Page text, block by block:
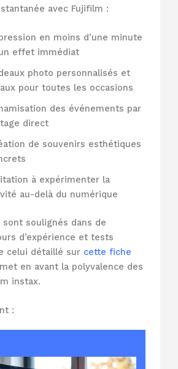
avec Fujifilm :
en moins d’une minute
effet immédiat
photo personnalisés et
pour toutes les occasions
des événements par
direct
de souvenirs esthétiques
à expérimenter la
au-delà du numérique
sont soulignés dans de
d’expérience et tests
celui détaillé sur cette fiche
en avant la polyvalence des
instax.
: